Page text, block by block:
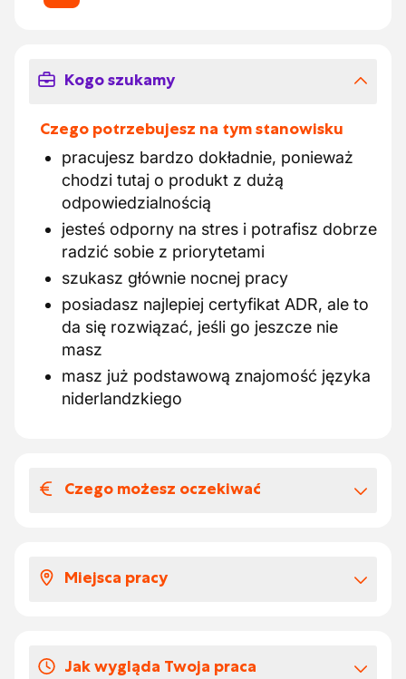
Kogo szukamy
Czego potrzebujesz na tym stanowisku
pracujesz bardzo dokładnie, ponieważ
chodzi tutaj o produkt z dużą
odpowiedzialnością
jesteś odporny na stres i potrafisz dobrze
radzić sobie z priorytetami
szukasz głównie nocnej pracy
posiadasz najlepiej certyfikat ADR, ale to
da się rozwiązać, jeśli go jeszcze nie
masz
masz już podstawową znajomość języka
niderlandzkiego
Czego możesz oczekiwać
atrakcyjne i poprawne wynagrodzenie
rodzinna firma
Miejsca pracy
Jak wygląda Twoja praca